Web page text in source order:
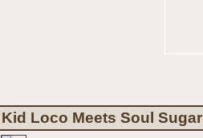
Kid Loco Meets Soul